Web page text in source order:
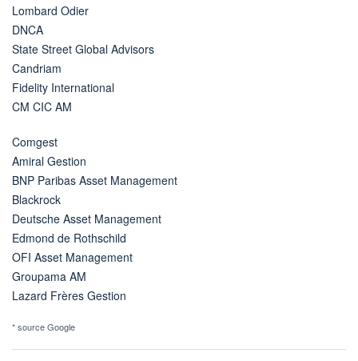
Lombard Odier
DNCA
State Street Global Advisors
Candriam
Fidelity International
CM CIC AM
Comgest
Amiral Gestion
BNP Paribas Asset Management
Blackrock
Deutsche Asset Management
Edmond de Rothschild
OFI Asset Management
Groupama AM
Lazard Frères Gestion
* source Google